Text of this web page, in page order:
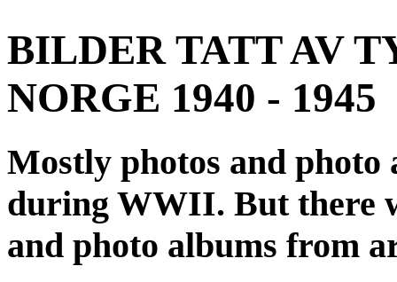
BILDER TATT AV
NORGE 1940 - 1945
Mostly photos and
during WWII. But there
and photo albums from